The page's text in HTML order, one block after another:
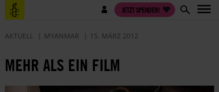
Direkt
zum
Benutzermenü JETZT SPENDEN!
AKTUELL MYANMAR 15. MÄRZ 2012
MEHR ALS EIN FILM